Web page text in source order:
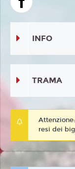
INFO
TRAMA
resi dei